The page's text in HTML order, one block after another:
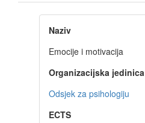
Naziv
Emocije i motivacija
Organizacijska jedinica
Odsjek za psihologiju
ECTS